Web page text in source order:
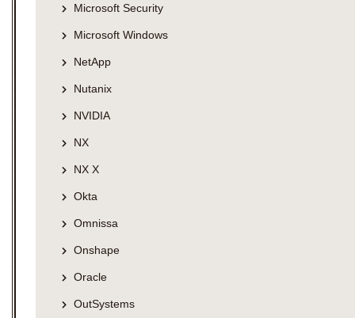
Microsoft Security
Microsoft Windows
NetApp
Nutanix
NVIDIA
NX
NX X
Okta
Omnissa
Onshape
Oracle
OutSystems